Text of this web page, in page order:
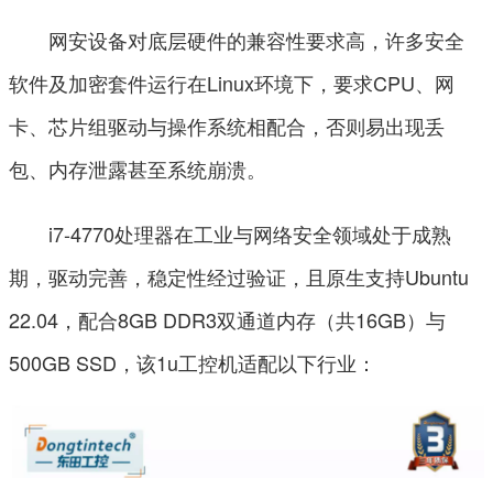
网安设备对底层硬件的兼容性要求高，许多安全
软件及加密套件运行在Linux环境下，要求CPU、网
卡、芯片组驱动与操作系统相配合，否则易出现丢
包、内存泄露甚至系统崩溃。
i7-4770处理器在工业与网络安全领域处于成熟
期，驱动完善，稳定性经过验证，且原生支持Ubuntu
22.04，配合8GB DDR3双通道内存（共16GB）与
500GB SSD，该1u工控机适配以下行业：